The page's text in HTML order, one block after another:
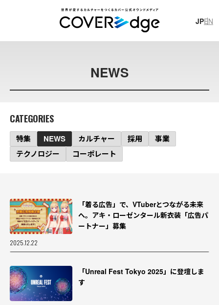
EN
JP
#イラ ト制作 # ホロプラス # 術ブロ
#獅白 ぼたん #獅白杯
カバー株式会社 公式note
NEWS
CATEGORIES
特集 NEWS カルチャー 採用
事業
テクノロジー
コーポレート
「着る広告」で、VTuberとつながる未来
へ。アキ・ローゼンタール新衣装「広告パ
ートナー」募集
2025.12.22
「Unreal Fest Tokyo 2025」に登壇しま
す